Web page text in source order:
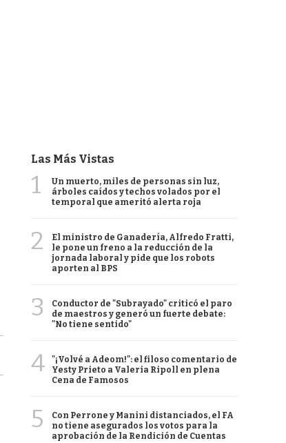
Las Más Vistas
1
Un muerto, miles de personas sin luz,
árboles caídos y techos volados por el
temporal que ameritó alerta roja
2
El ministro de Ganadería, Alfredo Fratti,
le pone un freno a la reducción de la
jornada laboral y pide que los robots
aporten al BPS
3
Conductor de "Subrayado" criticó el paro
de maestros y generó un fuerte debate:
"No tiene sentido"
4
"¡Volvé a Adeom!": el filoso comentario de
Yesty Prieto a Valeria Ripoll en plena
Cena de Famosos
5
Con Perrone y Manini distanciados, el FA
no tiene asegurados los votos para la
aprobación de la Rendición de Cuentas